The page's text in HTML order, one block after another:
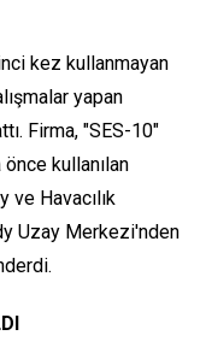
kez kullanmayan
yapan
Firma, "SES-10"
kullanılan
Havacılık
Uzay Merkezi'nden